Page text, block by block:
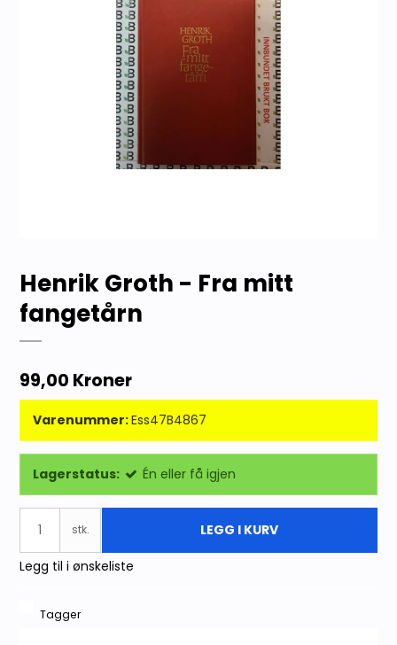
Henrik Groth - Fra mitt
fangetårn
99,00 Kroner
Varenummer:Ess47B4867
Lagerstatus: Én eller få igjen
stk. LEGG I KURV
Legg til i ønskeliste
Tagger